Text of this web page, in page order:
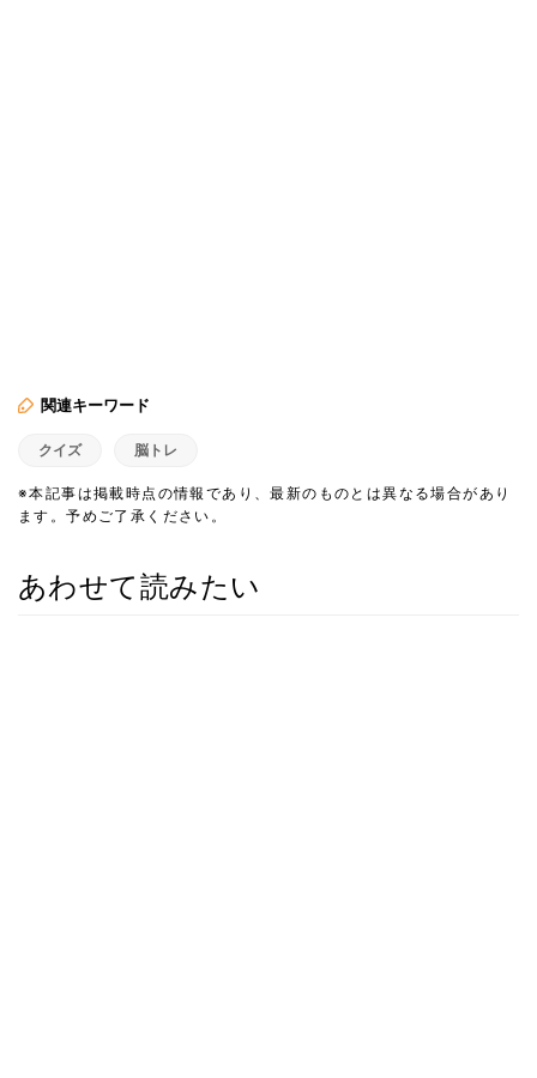
関連キーワード
クイズ 脳トレ
※本記事は掲載時点の情報であり、最新のものとは異なる場合があり
ます。予めご了承ください。
あわせて読みたい